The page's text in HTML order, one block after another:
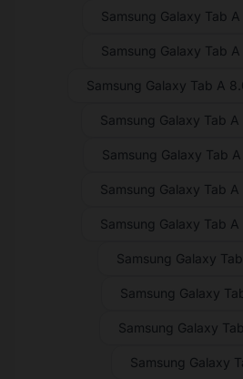
Samsung Galaxy Tab
Samsung Galaxy Tab
Samsung Galaxy Tab A
Samsung Galaxy Tab
Samsung Galaxy Tab
Samsung Galaxy Tab A
Samsung Galaxy Tab A
Samsung Galaxy
Samsung Galaxy
Samsung Galaxy
Samsung Galaxy